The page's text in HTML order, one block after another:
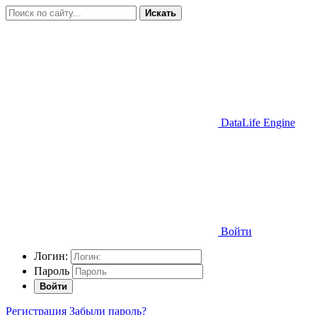
Искать
DataLife Engine
Войти
Логин:
Пароль
Войти
Регистрация Забыли пароль?